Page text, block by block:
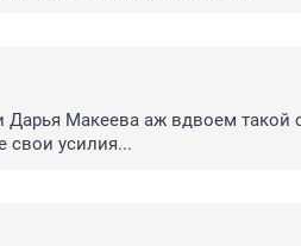
Макеева аж вдвоем такой
свои усилия...